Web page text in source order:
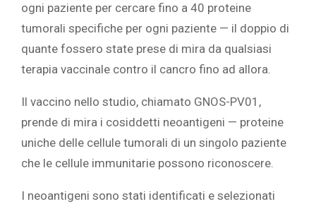
ogni paziente per cercare fino a 40 proteine
tumorali specifiche per ogni paziente — il doppio di
quante fossero state prese di mira da qualsiasi
terapia vaccinale contro il cancro fino ad allora.
Il vaccino nello studio, chiamato GNOS-PV01,
prende di mira i cosiddetti neoantigeni — proteine
uniche delle cellule tumorali di un singolo paziente
che le cellule immunitarie possono riconoscere.
I neoantigeni sono stati identificati e selezionati